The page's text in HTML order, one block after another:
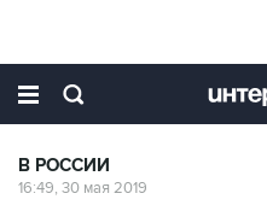
В РОССИИ
16:49, 30 мая 2019